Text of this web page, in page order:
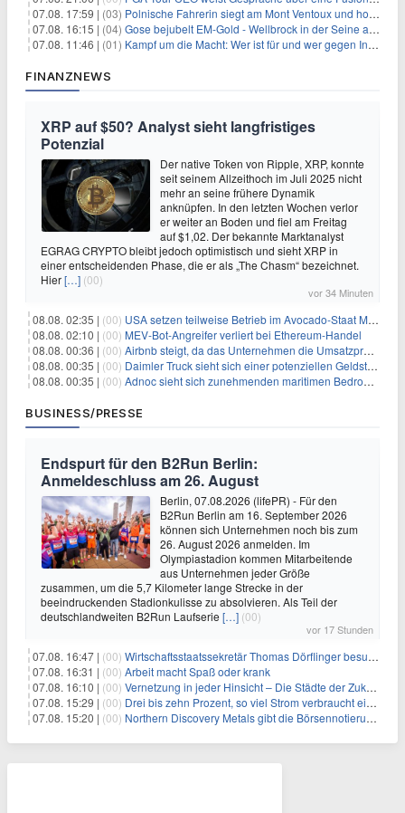
07.08. 17:59 | (03) Polnische Fahrerin siegt am Mont Ventoux und holt Tour-Gelb
07.08. 16:15 | (04) Gose bejubelt EM-Gold - Wellbrock in der Seine ausgebremst
07.08. 11:46 | (01) Kampf um die Macht: Wer ist für und wer gegen Infantino?
FINANZNEWS
XRP auf $50? Analyst sieht langfristiges
Potenzial
Der native Token von Ripple, XRP, konnte
seit seinem Allzeithoch im Juli 2025 nicht
mehr an seine frühere Dynamik
anknüpfen. In den letzten Wochen verlor
er weiter an Boden und fiel am Freitag
auf $1,02. Der bekannte Marktanalyst
EGRAG CRYPTO bleibt jedoch optimistisch und sieht XRP in
einer entscheidenden Phase, die er als „The Chasm“ bezeichnet.
Hier[…] (00)
vor 34 Minuten
08.08. 02:35 | (00) USA setzen teilweise Betrieb im Avocado-Staat Michoacán in Mexiko wieder in Gang
08.08. 02:10 | (00) MEV-Bot-Angreifer verliert bei Ethereum-Handel
08.08. 00:36 | (00) Airbnb steigt, da das Unternehmen die Umsatzprognose anhebt und starkes Wachstum signalisiert
08.08. 00:35 | (00) Daimler Truck sieht sich einer potenziellen Geldstrafe von 1 Milliarde Euro aufgrund von EU-Emissionsvorschriften gegenüber
08.08. 00:35 | (00) Adnoc sieht sich zunehmenden maritimen Bedrohungen angesichts regionaler Spannungen gegenüber
BUSINESS/PRESSE
Endspurt für den B2Run Berlin:
Anmeldeschluss am 26. August
Berlin, 07.08.2026 (lifePR) - Für den
B2Run Berlin am 16. September 2026
können sich Unternehmen noch bis zum
26. August 2026 anmelden. Im
Olympiastadion kommen Mitarbeitende
aus Unternehmen jeder Größe
zusammen, um die 5,7 Kilometer lange Strecke in der
beeindruckenden Stadionkulisse zu absolvieren. Als Teil der
deutschlandweiten B2Run Laufserie […] (00)
vor 17 Stunden
07.08. 16:47 | (00) Wirtschaftsstaatssekretär Thomas Dörflinger besucht Handwerksbetrieb im Kammerbezirk Freiburg
07.08. 16:31 | (00) Arbeit macht Spaß oder krank
07.08. 16:10 | (00) Vernetzung in jeder Hinsicht – Die Städte der Zukunft sind grün-blau
07.08. 15:29 | (00) Drei bis zehn Prozent, so viel Strom verbraucht ein Aufzug im Gebäude
07.08. 15:20 | (00) Northern Discovery Metals gibt die Börsennotierung an der Frankfurter Wertpapierbörse bekannt